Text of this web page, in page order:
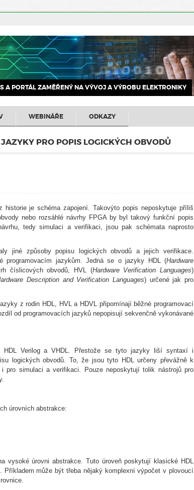
A PORTÁL ZAMĚŘENÝ NA VÝVOJ A VÝROBU ELEKTRONIKY
WEBINÁŘE ODKAZY
PRO POPIS LOGICKÝCH OBVODŮ
je schéma zapojení. Takovýto popis neposkytuje příliš
nebo rozsáhlé návrhy FPGA by byl takový funkční popis
tedy simulaci a verifikaci, jsou pak schémata naprosto
jiné způsoby popisu logických obvodů a jejich verifikace.
programovacím jazykům. Jedná se o jazyky HDL (Hardware
číslicových obvodů, HVL (Hardware Verification Languages)
Description and Verification Languages) určené jak pro
z rodin HDL, HVL a HDVL připomínají běžné programovací
od programovacích jazyků nepopisují sekvenčně vykonávané
HDL Verilog a VHDL. Přestože se tyto jazyky liší syntaxí i
logických obvodů. To, že jsou tyto HDL určeny převážně k
pro simulaci a verifikaci. Pouze neposkytují tolik nástrojů pro
úrovních abstrakce:
vysoké úrovni abstrakce. Tuto úroveň poskytují klasické HDL
může být třeba nějaký komplexní výpočet v plovoucí